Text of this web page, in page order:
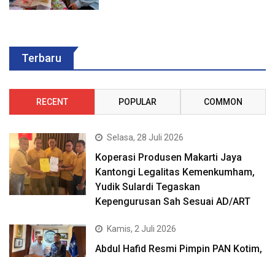
Terbaru
RECENT POPULAR COMMON
Selasa, 28 Juli 2026
Koperasi Produsen Makarti Jaya
Kantongi Legalitas Kemenkumham,
Yudik Sulardi Tegaskan
Kepengurusan Sah Sesuai AD/ART
Kamis, 2 Juli 2026
Abdul Hafid Resmi Pimpin PAN Kotim,